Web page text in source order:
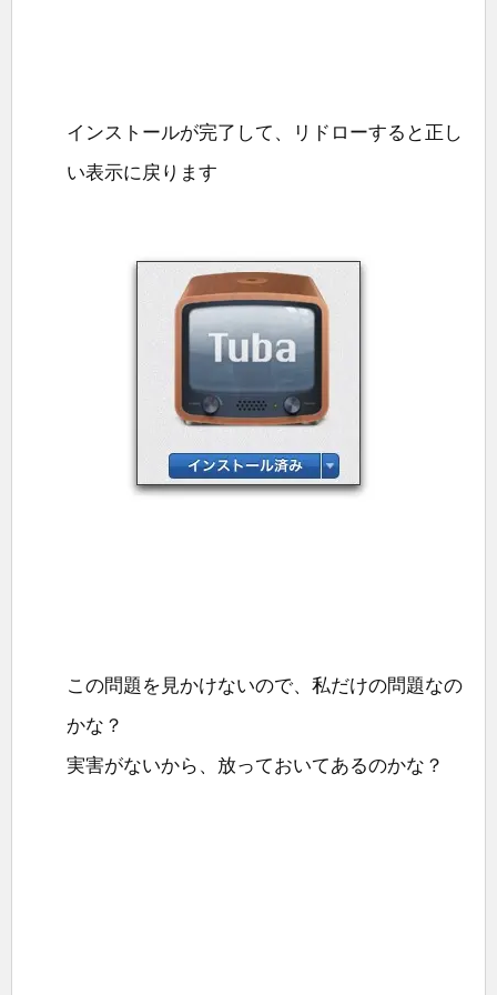
インストールが完了して、リドローすると正し
い表示に戻ります
この問題を見かけないので、私だけの問題なの
かな？
実害がないから、放っておいてあるのかな？